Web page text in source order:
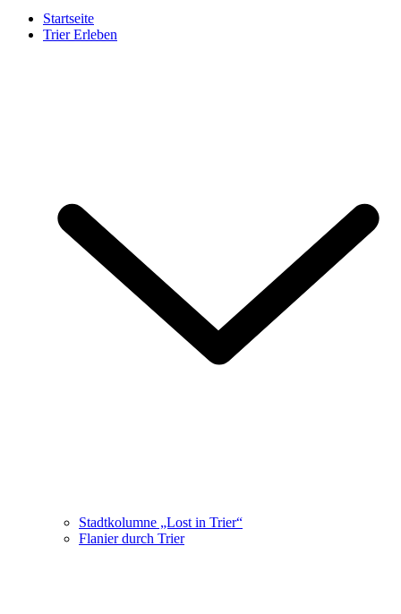
Startseite
Trier Erleben
Stadtkolumne „Lost in Trier“
Flanier durch Trier